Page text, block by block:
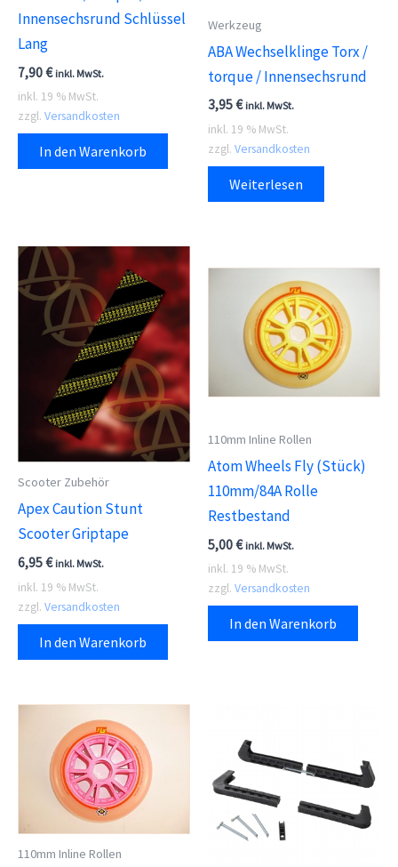
Innensechsrund Schlüssel
Lang
7,90€ inkl. MwSt.
inkl. 19 % MwSt.
zzgl. Versandkosten
In den Warenkorb
Werkzeug
ABA Wechselklinge Torx /
torque / Innensechsrund
3,95€ inkl. MwSt.
inkl. 19 % MwSt.
zzgl. Versandkosten
Weiterlesen
Scooter Zubehör
Apex Caution Stunt
Scooter Griptape
6,95€ inkl. MwSt.
inkl. 19 % MwSt.
zzgl. Versandkosten
In den Warenkorb
110mm Inline Rollen
Atom Wheels Fly (Stück)
110mm/84A Rolle
Restbestand
5,00€ inkl. MwSt.
inkl. 19 % MwSt.
zzgl. Versandkosten
In den Warenkorb
110mm Inline Rollen